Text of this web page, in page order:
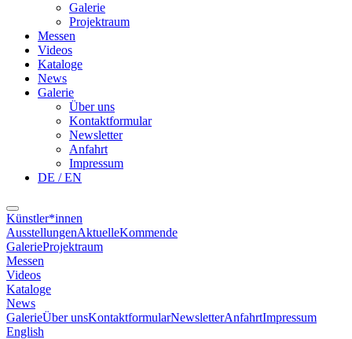
Galerie
Projektraum
Messen
Videos
Kataloge
News
Galerie
Über uns
Kontaktformular
Newsletter
Anfahrt
Impressum
DE / EN
Künstler*innen
AusstellungenAktuelleKommende
GalerieProjektraum
Messen
Videos
Kataloge
News
GalerieÜber unsKontaktformularNewsletterAnfahrtImpressum
English